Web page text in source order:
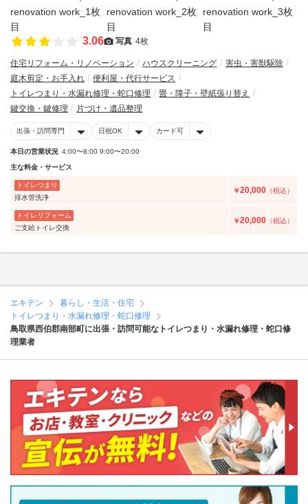
3.06 写真 4枚
住宅リフォーム・リノベーション ハウスクリーニング
害虫・害獣駆除
庭木剪定・お手入れ
便利屋・代行サービス
トイレつまり・水漏れ修理・蛇口修理
畳・障子・壁紙張り替え
鍵交換・鍵修理
片づけ・遺品整理
出張・訪問専門 日祝OK カード可
本日の営業状況 4:00〜8:00 9:00〜20:00
主な料金・サービス
トイレつまり
排水管洗浄
￥20,000 （税込）
トイレリフォーム
ご支給トイレ交換
￥20,000 （税込）
エキテン
暮らし・生活・住宅
トイレつまり・水漏れ修理・蛇口修理
鳥取県西伯郡南部町に出張・訪問可能なトイレつまり・水漏れ修理・蛇口修
理業者